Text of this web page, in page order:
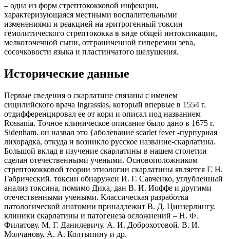
– одна из форм стрептококковой инфекции,
характеризующаяся местными воспалительными
изменениями и реакцией на эритрогенный токсин
гемолитического стрептококка в виде общей интоксикации,
мелкоточечной сыпи, отграниченной гиперемии зева,
сосочковости языка и пластинчатого шелушения.
Исторические данные
Первые сведения о скарлатине связаны с именем
сицилийского врача Ingrassias, который впервые в 1554 г.
отдифференцировал ее от кори и описал иод названием
Rossania. Точное клиническое описание было дано в 1675 г.
Sidenham. он назвал это {аболевание scarlet fever -пурпурная
лихорадка, откуда и возникло русское название-скарлатина.
Большой вклад в изучение скарлатины в нашем столетии
сделан отечественными учеными. Основоположником
стрептококковой теории этиологии скарлатины является Г. Н.
Габрический. токсин обнаружен И. Г. Савченко, углубленный
анализ токсина, помимо Дика, дан В. И. Иоффе и другими
отечественными учеными. Классическая разработка
патологической анатомии принадлежит В. Д. Цинзерлингу.
клиники скарлатины и патогенеза осложнений – Н. Ф.
Филатову. М. Г. Данилевичу. А. И. Доброхотовой. В. И.
Молчанову. А. А. Колтыпину и др.